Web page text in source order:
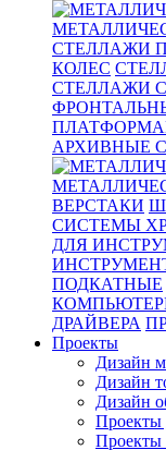
СТЕЛЛАЖИ
КОЛЕС
СТЕЛЛАЖИ
АРХИВНЫЕ
ВЕРСТАКИ
СИСТЕМЫ
ДЛЯ
ПОДКАТНЫЕ
ДРАЙВЕРА
Проекты
Дизайн
Дизайн
Дизайн
Проекты
Проекты